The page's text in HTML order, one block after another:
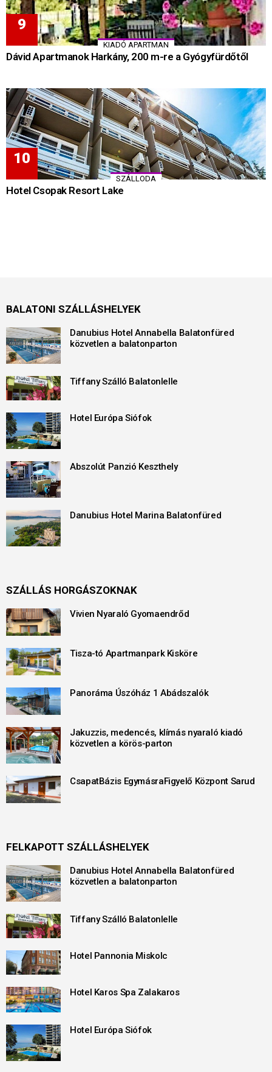
KIADÓ APARTMAN
Dávid Apartmanok Harkány, 200 m-re a Gyógyfürdőtől
SZÁLLODA
Hotel Csopak Resort Lake
BALATONI SZÁLLÁSHELYEK
Danubius Hotel Annabella Balatonfüred
közvetlen a balatonparton
Tiffany Szálló Balatonlelle
Hotel Európa Siófok
Abszolút Panzió Keszthely
Danubius Hotel Marina Balatonfüred
SZÁLLÁS HORGÁSZOKNAK
Vivien Nyaraló Gyomaendrőd
Tisza-tó Apartmanpark Kisköre
Panoráma Úszóház 1 Abádszalók
Jakuzzis, medencés, klímás nyaraló kiadó
közvetlen a körös-parton
CsapatBázis EgymásraFigyelő Központ Sarud
FELKAPOTT SZÁLLÁSHELYEK
Danubius Hotel Annabella Balatonfüred
közvetlen a balatonparton
Tiffany Szálló Balatonlelle
Hotel Pannonia Miskolc
Hotel Karos Spa Zalakaros
Hotel Európa Siófok